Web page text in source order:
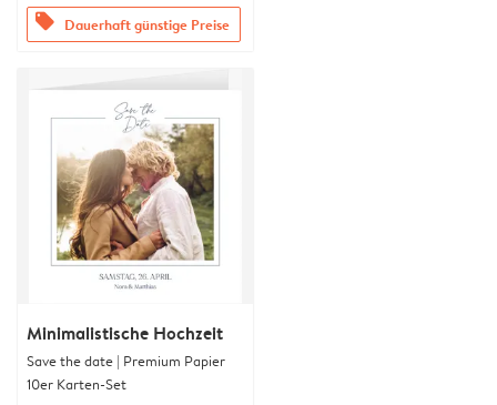
offers Dauerhaft günstige Preise
Minimalistische Hochzeit
Save the date | Premium Papier
10er Karten-Set